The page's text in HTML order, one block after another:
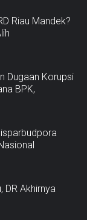
Riau Mandek?
Dugaan Korupsi
BPK,
Bengkalis
DR Akhirnya